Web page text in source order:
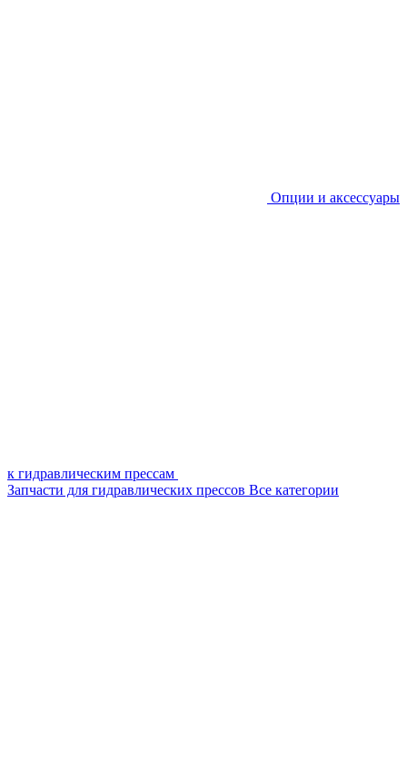
Опции и аксессуары
к гидравлическим прессам
Запчасти для гидравлических прессов Все категории